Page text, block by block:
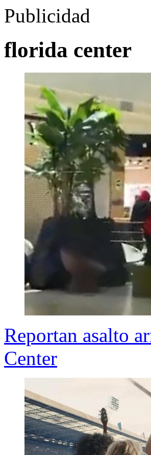
Publicidad
florida center
Reportan asalto
Center